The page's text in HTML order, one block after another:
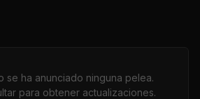
se ha anunciado ninguna pelea.
para obtener actualizaciones.